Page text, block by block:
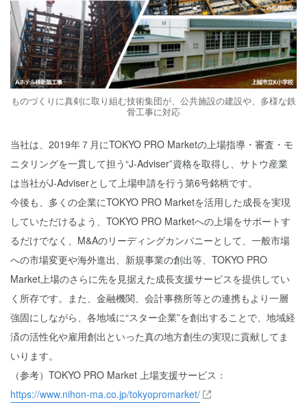
ものづくりに真剣に取り組む技術集団が、公共施設の建設や、多様な鉄
骨工事に対応
当社は、2019年７月にTOKYO PRO Marketの上場指導・審査・モ
ニタリングを一貫して担う“J-Adviser”資格を取得し、サトウ産業
は当社がJ-Adviserとして上場申請を行う第6号銘柄です。
今後も、多くの企業にTOKYO PRO Marketを活用した成長を実現
していただけるよう、TOKYO PRO Marketへの上場をサポートす
るだけでなく、M&Aのリーディングカンパニーとして、一般市場
への市場変更や海外進出、新規事業の創出等、TOKYO PRO
Market上場のさらに先を見据えた成長支援サービスを提供してい
く所存です。また、金融機関、会計事務所等との連携もより一層
強固にしながら、各地域に“スター企業”を創出することで、地域経
済の活性化や雇用創出といった真の地方創生の実現に貢献してま
いります。
（参考）TOKYO PRO Market 上場支援サービス：
https://www.nihon-ma.co.jp/tokyopromarket/